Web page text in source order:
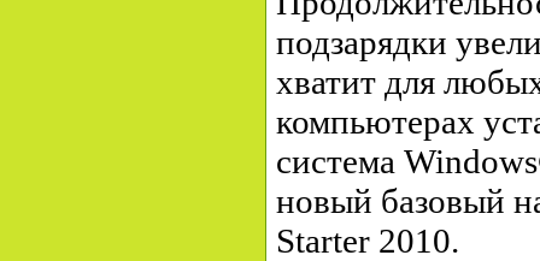
подзарядки
хватит для
компьютерах
система
новый базовый
Starter 2010.